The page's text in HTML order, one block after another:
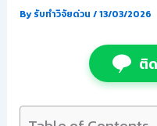
Byรับทำวิจัยด่วน /13/03/2026
ติ